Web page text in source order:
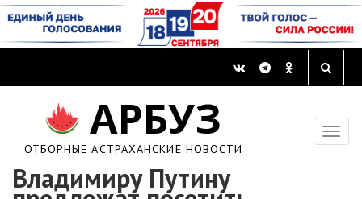
АРБУЗ
ОТБОРНЫЕ АСТРАХАНСКИЕ НОВОСТИ
Владимиру Путину